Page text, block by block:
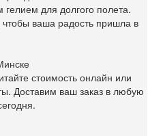
для долгого полета.
чтобы ваша радость пришла в
стоимость онлайн или
Доставим ваш заказ в любую